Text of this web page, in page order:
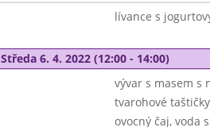
lívance s
Středa 6. 4. 2022 (12:00 - 14:00)
vývar s masem s
tvarohové
ovocný čaj, voda